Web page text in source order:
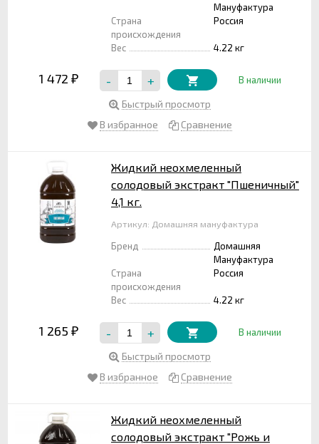
Мануфактура
Страна
происхождения
Россия
Вес 4.22 кг
1 472 ₽ - + В наличии
Быстрый просмотр
В избранное
Сравнение
Жидкий неохмеленный
солодовый экстракт "Пшеничный"
4,1 кг.
Артикул: Домашняя мануфактура
Бренд
Домашняя
Мануфактура
Страна
происхождения
Россия
Вес 4.22 кг
1 265 ₽ - + В наличии
Быстрый просмотр
В избранное
Сравнение
Жидкий неохмеленный
солодовый экстракт "Рожь и